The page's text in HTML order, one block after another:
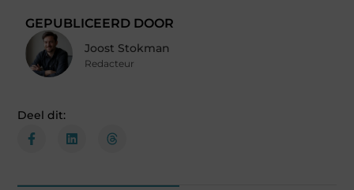
GEPUBLICEERD DOOR
Joost Stokman
Redacteur
Deel dit: